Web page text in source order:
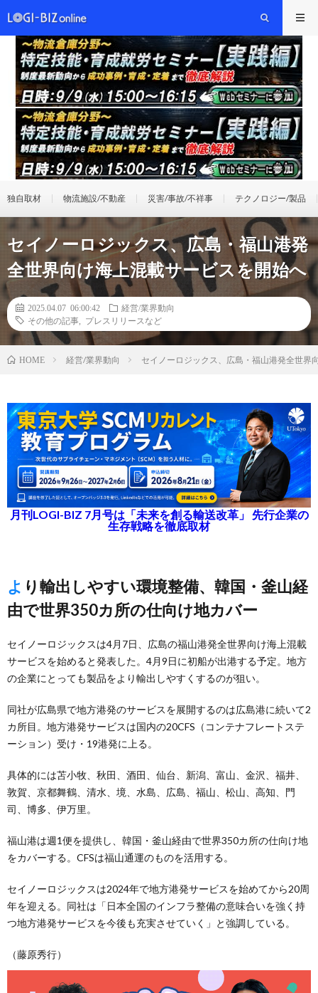
独自取材 物流施設/不動産 災害/事故/不祥事 テクノロジー/製品
セイノーロジックス、広島・福山港発
全世界向け海上混載サービスを開始へ
2025.04.07 06:00:42
経営/業界動向
その他の記事
プレスリリースなど
HOME 経営/業界動向 セイノーロジックス、広島・福山港発全世界
月刊LOGI-BIZ 7月号は「未来を創る輸送改革」 先行企業の
生存戦略を徹底取材
より輸出しやすい環境整備、韓国・釜山経
由で世界350カ所の仕向け地カバー
セイノーロジックスは4月7日、広島の福山港発全世界向け海上混載
サービスを始めると発表した。4月9日に初船が出港する予定。地方
の企業にとっても製品をより輸出しやすくするのが狙い。
同社が広島県で地方港発のサービスを展開するのは広島港に続いて2
カ所目。地方港発サービスは国内の20CFS（コンテナフレートステ
ーション）受け・19港発に上る。
具体的には苫小牧、秋田、酒田、仙台、新潟、富山、金沢、福井、
敦賀、京都舞鶴、清水、境、水島、広島、福山、松山、高知、門
司、博多、伊万里。
福山港は週1便を提供し、韓国・釜山経由で世界350カ所の仕向け地
をカバーする。CFSは福山通運のものを活用する。
セイノーロジックスは2024年で地方港発サービスを始めてから20周
年を迎える。同社は「日本全国のインフラ整備の意味合いを強く持
つ地方港発サービスを今後も充実させていく」と強調している。
（藤原秀行）